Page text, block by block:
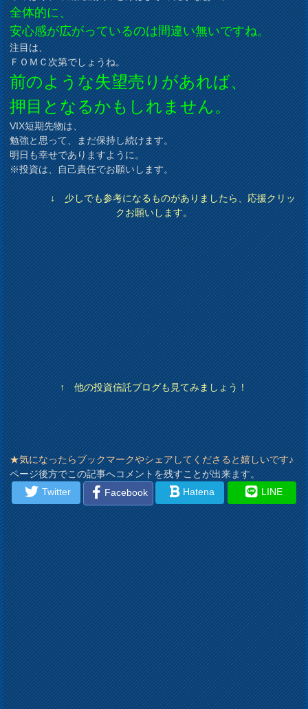
全体的に、
安心感が広がっているのは間違い無いですね。
注目は、
ＦＯＭＣ次第でしょうね。
前のような失望売りがあれば、
押目となるかもしれません。
VIX短期先物は、
勉強と思って、まだ保持し続けます。
明日も幸せでありますように。
※投資は、自己責任でお願いします。
↓ 少しでも参考になるものがありましたら、応援クリッ
クお願いします。
↑ 他の投資信託ブログも見てみましょう！
★気になったらブックマークやシェアしてくださると嬉しいです♪
ページ後方でこの記事へコメントを残すことが出来ます。
Twitter
Facebook Hatena LINE